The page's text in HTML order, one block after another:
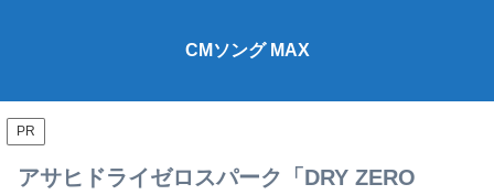
CMソング MAX
PR
アサヒドライゼロスパーク「DRY ZERO